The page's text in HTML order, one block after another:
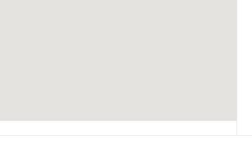
Isofix bevestiging passagierstoel voor